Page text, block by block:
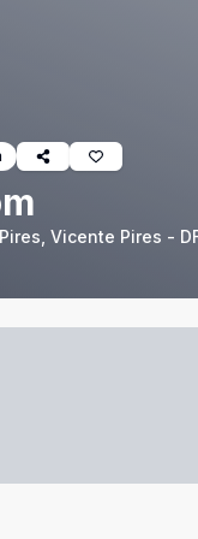
Vicente Pires -